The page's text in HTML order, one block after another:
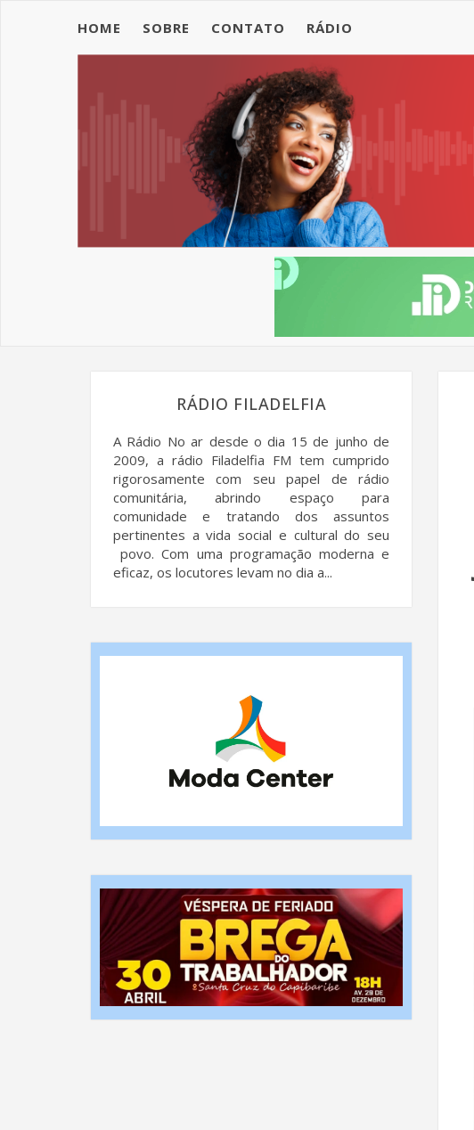
HOME SOBRE CONTATO RÁDIO
RÁDIO FILADELFIA
A Rádio No ar desde o dia 15 de junho de
2009, a rádio Filadelfia FM tem cumprido
rigorosamente com seu papel de rádio
comunitária, abrindo espaço para
comunidade e tratando dos assuntos
pertinentes a vida social e cultural do seu
povo. Com uma programação moderna e
eficaz, os locutores levam no dia a...